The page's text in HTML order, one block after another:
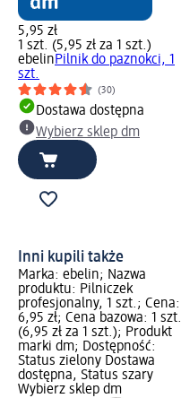
5,95 zł
1 szt. (5,95 zł za 1 szt.)
ebelinPilnik do paznokci, 1
szt.
(30)
Dostawa dostępna
Wybierz sklep dm
Inni kupili także
Marka: ebelin; Nazwa
produktu: Pilniczek
profesjonalny, 1 szt.; Cena:
6,95 zł; Cena bazowa: 1 szt.
(6,95 zł za 1 szt.); Produkt
marki dm; Dostępność:
Status zielony Dostawa
dostępna, Status szary
Wybierz sklep dm